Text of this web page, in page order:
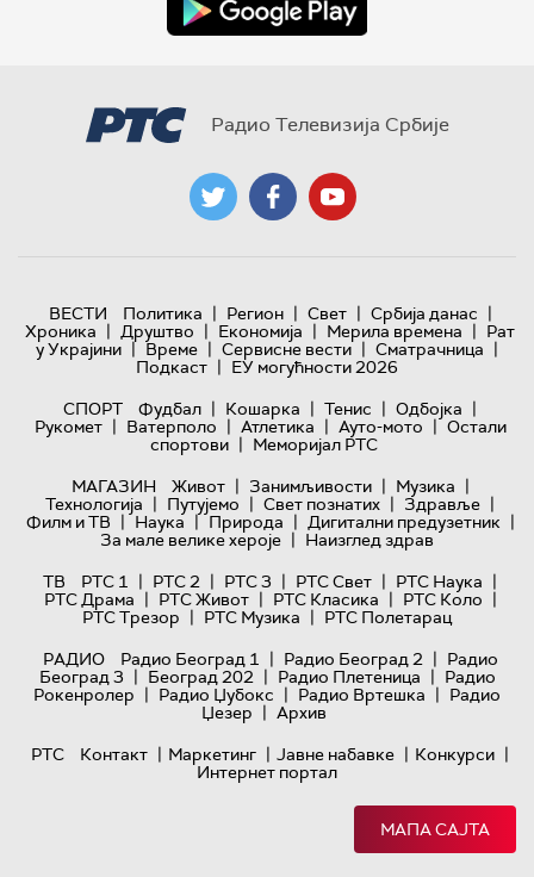
Радио Телевизија Србије
ВЕСТИ Политика | Регион | Свет | Србија данас |
Хроника | Друштво | Економија | Мерила времена | Рат
у Украјини | Време | Сервисне вести | Сматрачница |
Подкаст | ЕУ могућности 2026
СПОРТ
Фудбал | Кошарка | Тенис | Одбојка |
Рукомет | Ватерполо | Атлетика | Ауто-мото | Остали
спортови | Меморијал РТС
МАГАЗИН
Живот | Занимљивости | Музика |
Технологијa | Путујемо | Свет познатих | Здравље |
Филм и ТВ | Наука | Природа | Дигитални предузетник |
За мале велике хероје | Наизглед здрав
ТВ
РТС 1 | РТС 2 | РТС 3 | РТС Свет | РТС Наука |
РТС Драма | РТС Живот | РТС Класика | РТС Коло |
РТС Трезор | РТС Музика | РТС Полетарац
РАДИО
Радио Београд 1 | Радио Београд 2 | Радио
Београд 3 | Београд 202 | Радио Плетеница | Радио
Рокенролер | Радио Џубокс | Радио Вртешка | Радио
Џезер | Архив
РТС
Контакт | Маркетинг | Јавне набавке | Конкурси |
Интернет портал
МАПА САЈТА